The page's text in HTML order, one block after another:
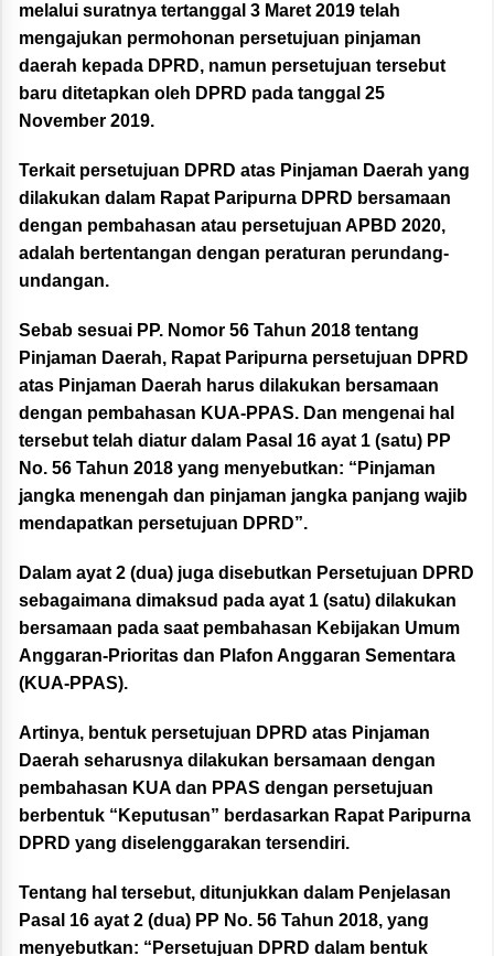
melalui suratnya tertanggal 3 Maret 2019 telah
mengajukan permohonan persetujuan pinjaman
daerah kepada DPRD, namun persetujuan tersebut
baru ditetapkan oleh DPRD pada tanggal 25
November 2019.
Terkait persetujuan DPRD atas Pinjaman Daerah yang
dilakukan dalam Rapat Paripurna DPRD bersamaan
dengan pembahasan atau persetujuan APBD 2020,
adalah bertentangan dengan peraturan perundang-
undangan.
Sebab sesuai PP. Nomor 56 Tahun 2018 tentang
Pinjaman Daerah, Rapat Paripurna persetujuan DPRD
atas Pinjaman Daerah harus dilakukan bersamaan
dengan pembahasan KUA-PPAS. Dan mengenai hal
tersebut telah diatur dalam Pasal 16 ayat 1 (satu) PP
No. 56 Tahun 2018 yang menyebutkan: “Pinjaman
jangka menengah dan pinjaman jangka panjang wajib
mendapatkan persetujuan DPRD”.
Dalam ayat 2 (dua) juga disebutkan Persetujuan DPRD
sebagaimana dimaksud pada ayat 1 (satu) dilakukan
bersamaan pada saat pembahasan Kebijakan Umum
Anggaran-Prioritas dan Plafon Anggaran Sementara
(KUA-PPAS).
Artinya, bentuk persetujuan DPRD atas Pinjaman
Daerah seharusnya dilakukan bersamaan dengan
pembahasan KUA dan PPAS dengan persetujuan
berbentuk “Keputusan” berdasarkan Rapat Paripurna
DPRD yang diselenggarakan tersendiri.
Tentang hal tersebut, ditunjukkan dalam Penjelasan
Pasal 16 ayat 2 (dua) PP No. 56 Tahun 2018, yang
menyebutkan: “Persetujuan DPRD dalam bentuk